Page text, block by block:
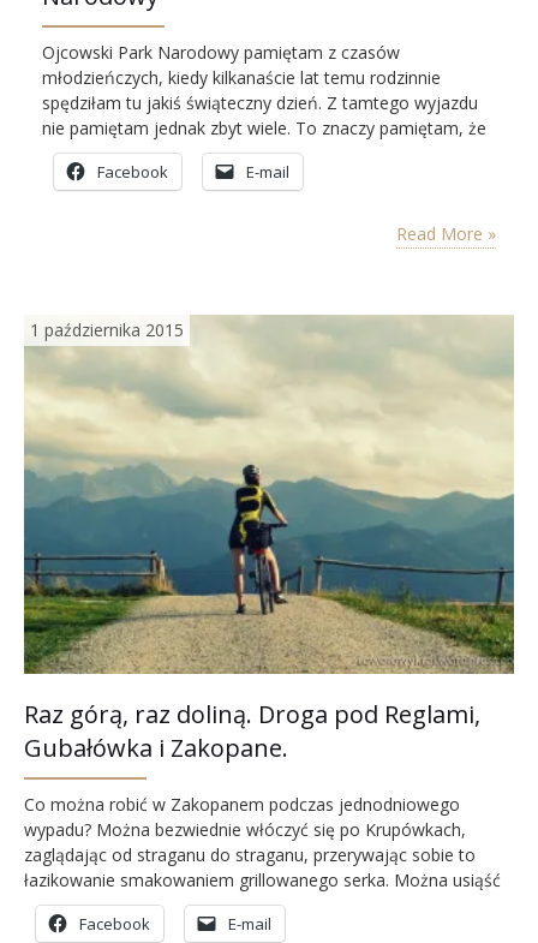
Ojcowski Park Narodowy pamiętam z czasów
młodzieńczych, kiedy kilkanaście lat temu rodzinnie
spędziłam tu jakiś świąteczny dzień. Z tamtego wyjazdu
nie pamiętam jednak zbyt wiele. To znaczy pamiętam, że
były skałki, jaskinia i jakiś zamek. Pamiętam też, że
okolica ta zrobiła na mnie wrażenie. Dziś nie potrafiłabym
PN wówczas odwiedziłam. Pamiętam małe miasteczko…
Facebook E-mail
Read More »
1 października 2015
Raz górą, raz doliną. Droga pod Reglami,
Gubałówka i Zakopane.
Co można robić w Zakopanem podczas jednodniowego
wypadu? Można bezwiednie włóczyć się po Krupówkach,
zaglądając od straganu do straganu, przerywając sobie to
łazikowanie smakowaniem grillowanego serka. Można usiąść
w drewnianej chałupie, kosztując zbójnickiego grzańca albo
pobudzić kubki smakowe racząc się kwaśnicą. Ci, dla których
Facebook E-mail